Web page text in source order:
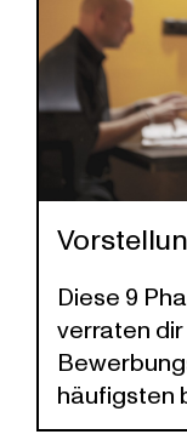
Diese 9
verraten
häufigsten